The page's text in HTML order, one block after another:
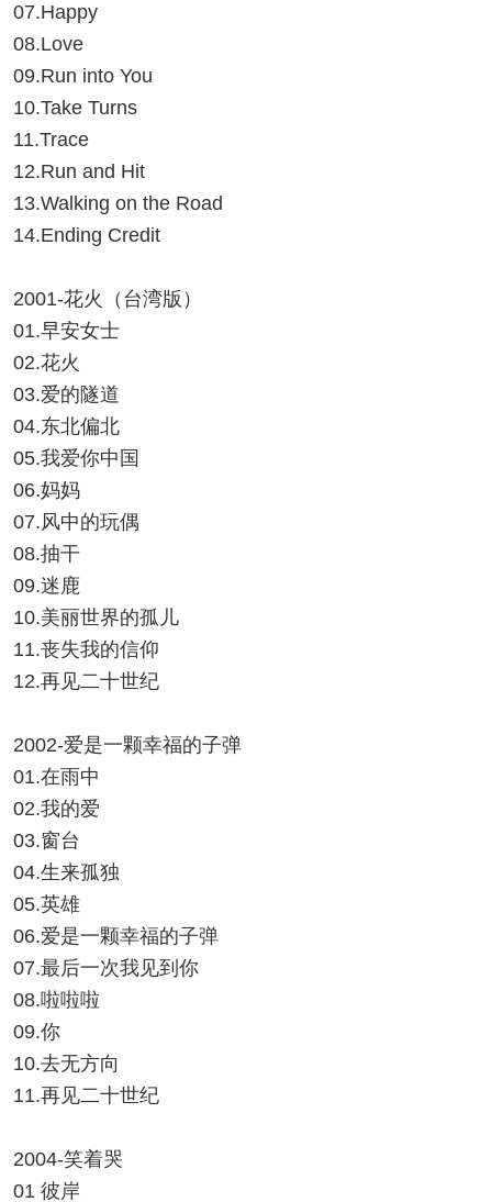
07.Happy
08.Love
09.Run into You
10.Take Turns
11.Trace
12.Run and Hit
13.Walking on the Road
14.Ending Credit
2001-花火（台湾版）
01.早安女士
02.花火
03.爱的隧道
04.东北偏北
05.我爱你中国
06.妈妈
07.风中的玩偶
08.抽干
09.迷鹿
10.美丽世界的孤儿
11.丧失我的信仰
12.再见二十世纪
2002-爱是一颗幸福的子弹
01.在雨中
02.我的爱
03.窗台
04.生来孤独
05.英雄
06.爱是一颗幸福的子弹
07.最后一次我见到你
08.啦啦啦
09.你
10.去无方向
11.再见二十世纪
2004-笑着哭
01 彼岸